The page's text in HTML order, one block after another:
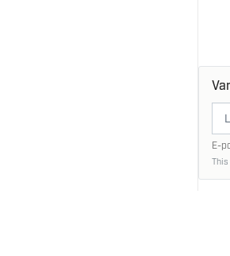
E-